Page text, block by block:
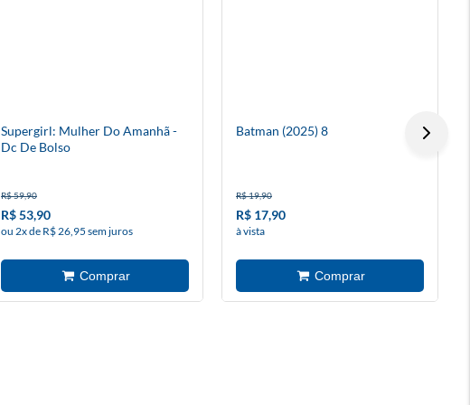
Supergirl: Mulher Do Amanhã -
Dc De Bolso
R$ 59,90
R$ 53,90
ou 2x de R$ 26,95 sem juros
Batman (2025) 8
R$ 19,90
R$ 17,90
à vista